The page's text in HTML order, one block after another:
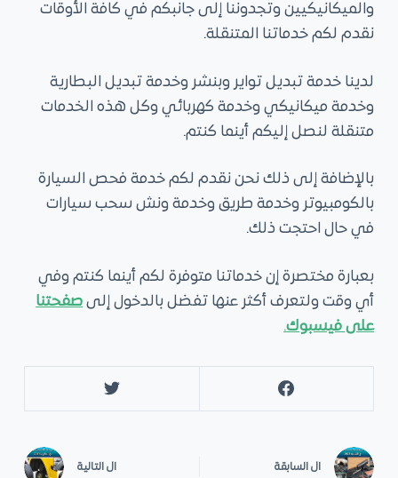
والميكانيكيين وتجدوننا إلى جانبكم في كافة الأوقات
نقدم لكم خدماتنا المتنقلة.
لدينا خدمة تبديل تواير وبنشر وخدمة تبديل البطارية
وخدمة ميكانيكي وخدمة كهربائي وكل هذه الخدمات
متنقلة لنصل إليكم أينما كنتم.
بالإضافة إلى ذلك نحن نقدم لكم خدمة فحص السيارة
بالكومبيوتر وخدمة طريق وخدمة ونش سحب سيارات
في حال احتجت ذلك.
بعبارة مختصرة إن خدماتنا متوفرة لكم أينما كنتم وفي
أي وقت ولتعرف أكثر عنها تفضل بالدخول إلى صفحتنا
على فيسبوك.
الالسابقة ال التالية